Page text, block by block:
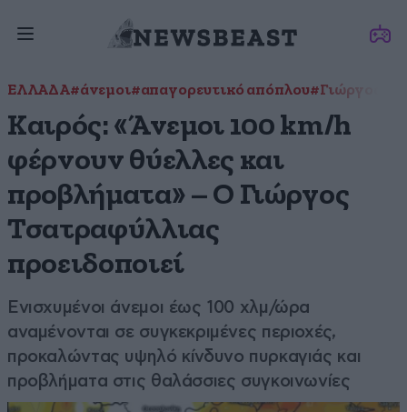
ΕΛΛΑΔΑ#άνεμοι#απαγορευτικό απόπλου#Γιώργος
Καιρός: «Άνεμοι 100 km/h
φέρνουν θύελλες και
προβλήματα» – Ο Γιώργος
Τσατραφύλλιας
προειδοποιεί
Ενισχυμένοι άνεμοι έως 100 χλμ/ώρα
αναμένονται σε συγκεκριμένες περιοχές,
προκαλώντας υψηλό κίνδυνο πυρκαγιάς και
προβλήματα στις θαλάσσιες συγκοινωνίες